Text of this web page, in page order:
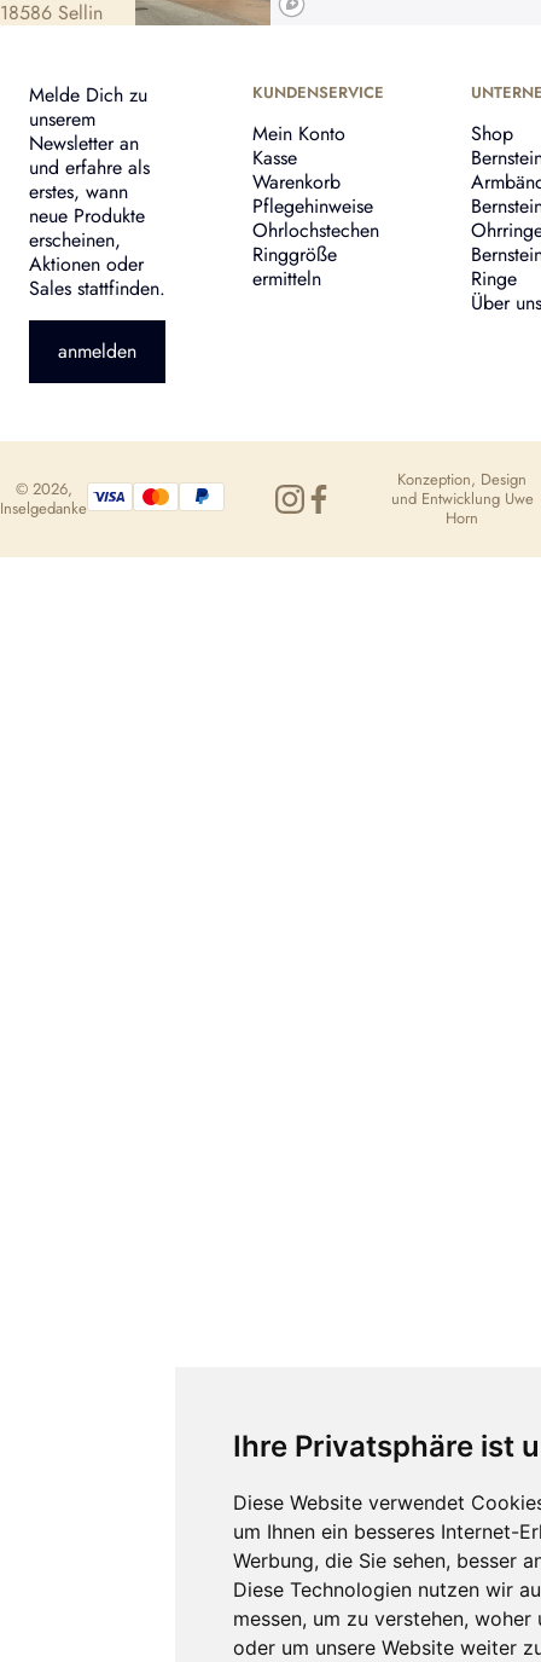
Ihre Privatsphäre ist
Diese Website verwendet
um Ihnen ein besseres Internet-
Werbung, die Sie sehen, besser
Diese Technologien nutzen wir
messen, um zu verstehen, woher
oder um unsere Website weiter
18586 Sellin
Melde Dich zu
unserem
Newsletter an
und erfahre als
erstes, wann
neue Produkte
erscheinen,
Aktionen oder
Sales stattfinden.
anmelden
KUNDENSERVICE
Mein Konto
Kasse
Warenkorb
Pflegehinweise
Ohrlochstechen
Ringgröße
ermitteln
Shop
Ringe
Über uns
© 2026,
Inselgedanke
Konzeption, Design
und Entwicklung Uwe
Horn